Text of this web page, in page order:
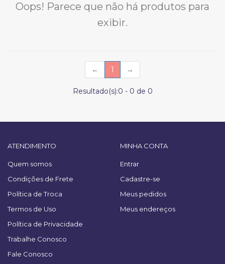
Oops! Parece que não há produtos para
exibir.
← 1 (current)
→
Resultado(s):0 - 0 de 0
ATENDIMENTO
Quem somos
Condições de Frete
Política de Troca
Termos de Uso
Política de Privacidade
Trabalhe Conosco
Fale Conosco
MINHA CONTA
Entrar
Cadastre-se
Meus pedidos
Meus endereços